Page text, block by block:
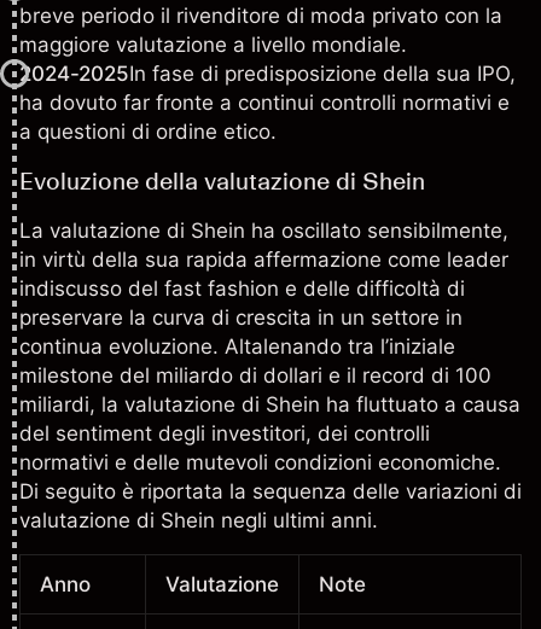
breve periodo il rivenditore di moda privato con la
maggiore valutazione a livello mondiale.
2024-2025In fase di predisposizione della sua IPO,
ha dovuto far fronte a continui controlli normativi e
a questioni di ordine etico.
Evoluzione della valutazione di Shein
La valutazione di Shein ha oscillato sensibilmente,
in virtù della sua rapida affermazione come leader
indiscusso del fast fashion e delle difficoltà di
preservare la curva di crescita in un settore in
continua evoluzione. Altalenando tra l’iniziale
milestone del miliardo di dollari e il record di 100
miliardi, la valutazione di Shein ha fluttuato a causa
del sentiment degli investitori, dei controlli
normativi e delle mutevoli condizioni economiche.
Di seguito è riportata la sequenza delle variazioni di
valutazione di Shein negli ultimi anni.
Anno Valutazione Note